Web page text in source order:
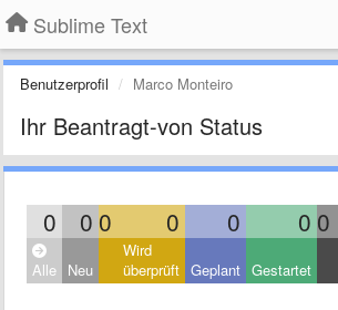
Sublime Text
Benutzerprofil Marco Monteiro
Ihr Beantragt-von Status
0 0 0 0 0 0 0
Alle Neu
Wird
überprüft Geplant Gestartet